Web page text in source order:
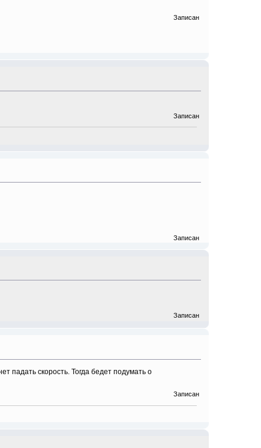
Записан
Записан
Записан
Записан
падать скорость. Тогда бедет подумать о
Записан